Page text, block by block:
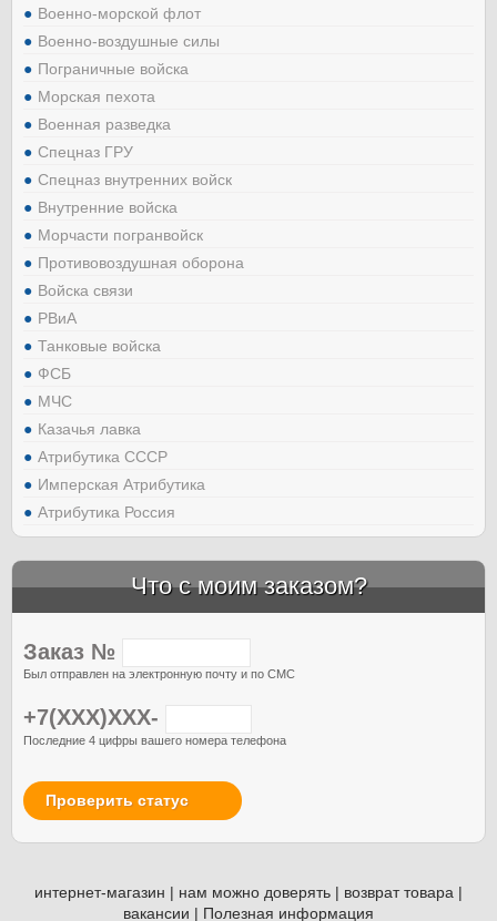
Военно-морской флот
Военно-воздушные силы
Пограничные войска
Морская пехота
Военная разведка
Спецназ ГРУ
Спецназ внутренних войск
Внутренние войска
Морчасти погранвойск
Противовоздушная оборона
Войска связи
РВиА
Танковые войска
ФСБ
МЧС
Казачья лавка
Атрибутика СССР
Имперская Атрибутика
Атрибутика Россия
Что с моим заказом?
Заказ №
Был отправлен на электронную почту и по СМС
+7(XXX)XXX-
Последние 4 цифры вашего номера телефона
Проверить статус
интернет-магазин | нам можно доверять | возврат товара |
вакансии | Полезная информация